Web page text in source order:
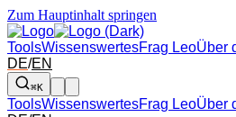
Zum Hauptinhalt springen
ToolsWissenswertesFrag LeoÜber
DE/EN
⌘K
ToolsWissenswertesFrag LeoÜber